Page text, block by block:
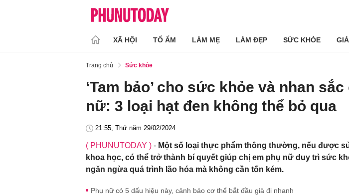
XÃ HỘI TỔ ẤM LÀM MẸ LÀM ĐẸP SỨC KHỎE
Trang chủ Sức khỏe
‘Tam bảo’ cho sức khỏe và nhan
nữ: 3 loại hạt đen không thể bỏ qua
21:55, Thứ năm 29/02/2024
( PHUNUTODAY ) - Một số loại thực phẩm thông thường, nếu được
khoa học, có thể trở thành bí quyết giúp chị em phụ nữ duy trì sức
ngăn ngừa quá trình lão hóa mà không cần tốn kém.
Phụ nữ có 5 dấu hiệu này, cảnh báo cơ thể bắt đầu già đi nhanh